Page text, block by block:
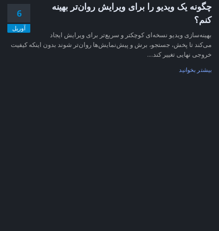
6
آوریل
چگونه یک ویدیو را برای ویرایش روان‌تر بهینه
کنم؟
بهینه‌سازی ویدیو نسخه‌ای کوچکتر و سریع‌تر برای ویرایش ایجاد
می‌کند تا پخش، جستجو، برش و پیش‌نمایش‌ها روان‌تر شوند بدون اینکه کیفیت
خروجی نهایی تغییر کند....
بیشتر بخوانید